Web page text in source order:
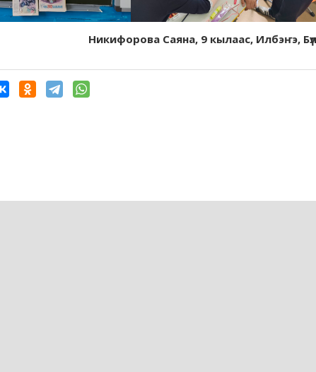
Никифорова Саяна, 9 кылаас, Илбэҥэ, Бүлүү